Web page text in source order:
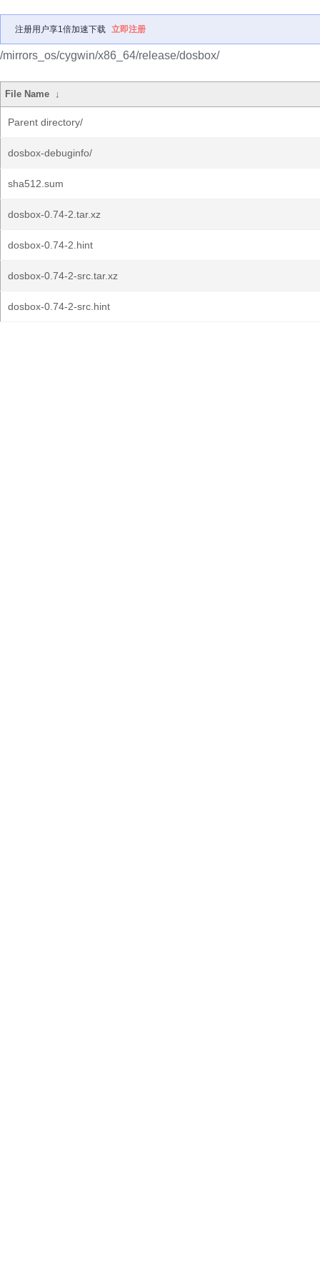
注册用户享1倍加速下载 立即注册
/mirrors_os/cygwin/x86_64/release/dosbox/
File Name ↓
Parent directory/
dosbox-debuginfo/
sha512.sum
dosbox-0.74-2.tar.xz
dosbox-0.74-2.hint
dosbox-0.74-2-src.tar.xz
dosbox-0.74-2-src.hint